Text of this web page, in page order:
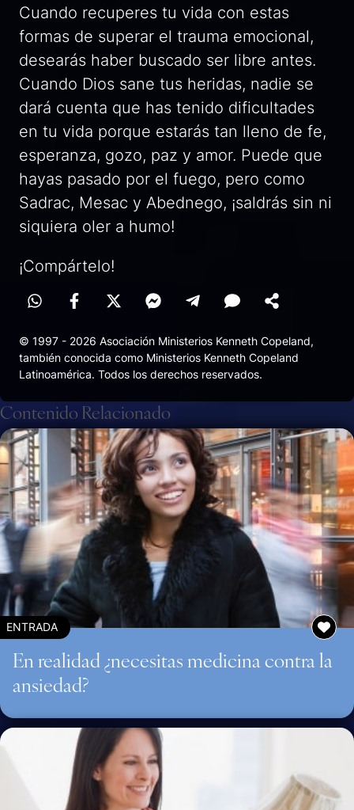
Cuando recuperes tu vida con estas
formas de superar el trauma emocional,
desearás haber buscado ser libre antes.
Cuando Dios sane tus heridas, nadie se
dará cuenta que has tenido dificultades
en tu vida porque estarás tan lleno de fe,
esperanza, gozo, paz y amor. Puede que
hayas pasado por el fuego, pero como
Sadrac, Mesac y Abednego, ¡saldrás sin ni
siquiera oler a humo!
¡Compártelo!
© 1997 - 2026 Asociación Ministerios Kenneth Copeland,
también conocida como Ministerios Kenneth Copeland
Latinoamérica. Todos los derechos reservados.
Contenido Relacionado
ENTRADA
En realidad ¿necesitas medicina contra la
ansiedad?